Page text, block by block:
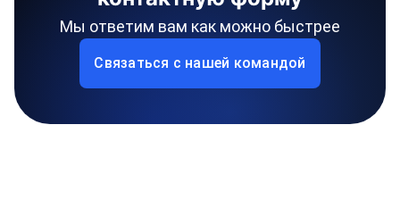
Мы ответим вам как можно быстрее
Связаться с нашей командой